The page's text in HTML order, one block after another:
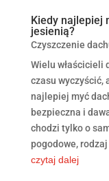
Kiedy najlepiej
jesienią?
Czyszczenie
Wielu właścicieli
czasu wyczyścić,
najlepiej myć
bezpieczna i
chodzi tylko o
pogodowe,
czytaj dalej